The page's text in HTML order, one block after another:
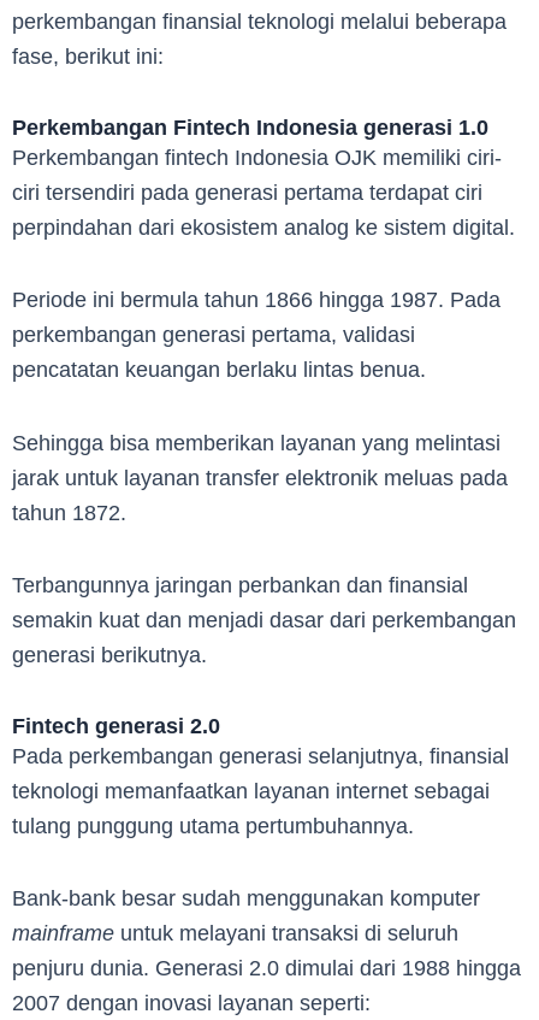
perkembangan finansial teknologi melalui beberapa
fase, berikut ini:
Perkembangan Fintech Indonesia generasi 1.0
Perkembangan fintech Indonesia OJK memiliki ciri-
ciri tersendiri pada generasi pertama terdapat ciri
perpindahan dari ekosistem analog ke sistem digital.
Periode ini bermula tahun 1866 hingga 1987. Pada
perkembangan generasi pertama, validasi
pencatatan keuangan berlaku lintas benua.
Sehingga bisa memberikan layanan yang melintasi
jarak untuk layanan transfer elektronik meluas pada
tahun 1872.
Terbangunnya jaringan perbankan dan finansial
semakin kuat dan menjadi dasar dari perkembangan
generasi berikutnya.
Fintech generasi 2.0
Pada perkembangan generasi selanjutnya, finansial
teknologi memanfaatkan layanan internet sebagai
tulang punggung utama pertumbuhannya.
Bank-bank besar sudah menggunakan komputer
mainframe untuk melayani transaksi di seluruh
penjuru dunia. Generasi 2.0 dimulai dari 1988 hingga
2007 dengan inovasi layanan seperti: